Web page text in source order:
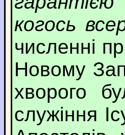
когось
численні
Новому
хворого
служіння